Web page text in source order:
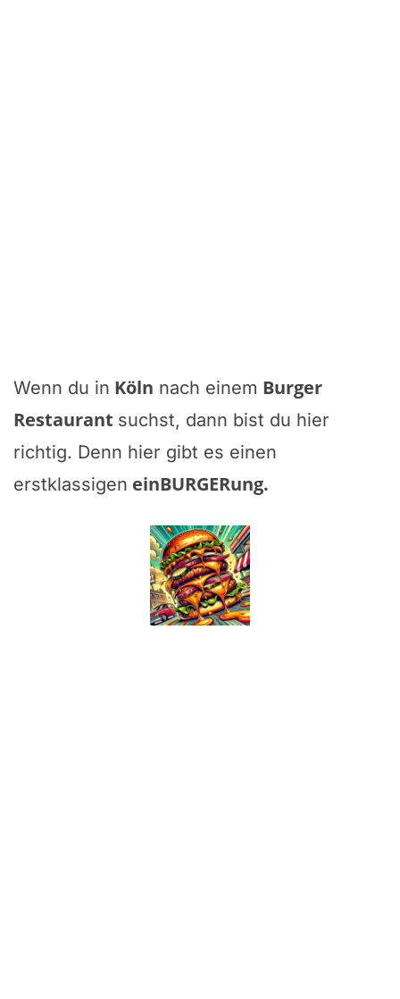
Wenn du in Köln nach einem Burger
Restaurant suchst, dann bist du hier
richtig. Denn hier gibt es einen
erstklassigen einBURGERung.